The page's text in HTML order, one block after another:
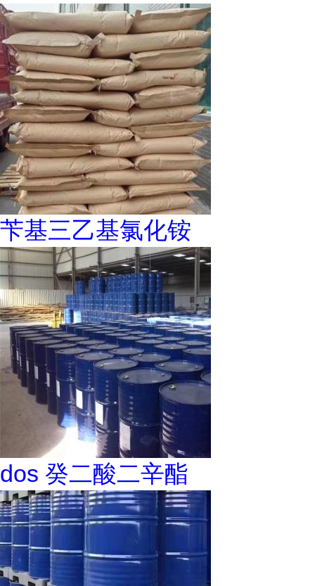
苄基三乙基氯化铵
dos 癸二酸二辛酯